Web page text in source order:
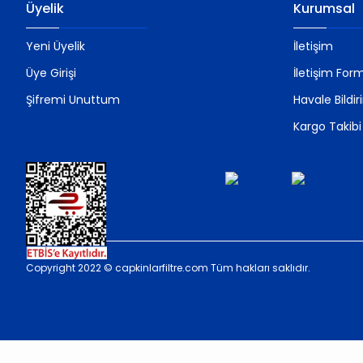
Üyelik
Yeni Üyelik
Üye Girişi
Şifremi Unuttum
Kurumsal
İletişim
İletişim
Havale
Kargo Takibi
Copyright 2022 © capkinlarfiltre.com Tüm hakları saklıdır.